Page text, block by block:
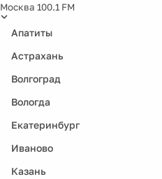
Москва 100.1 FM
Апатиты
Астрахань
Волгоград
Вологда
Екатеринбург
Иваново
Казань